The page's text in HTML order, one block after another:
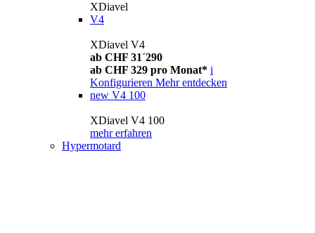
XDiavel
V4
XDiavel V4
ab CHF 31´290
ab CHF 329 pro Monat* i
Konfigurieren Mehr entdecken
new V4 100
XDiavel V4 100
mehr erfahren
Hypermotard